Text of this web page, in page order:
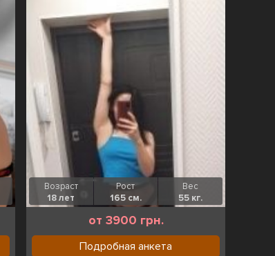
Возраст
18 лет
Рост
165 см.
Вес
55 кг.
от 3900 грн.
Подробная анкета